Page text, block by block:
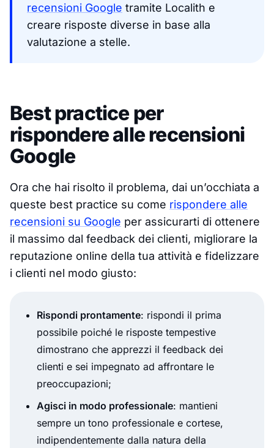
recensioni Google tramite Localith e
creare risposte diverse in base alla
valutazione a stelle.
Best practice per
rispondere alle recensioni
Google
Ora che hai risolto il problema, dai un’occhiata a
queste best practice su come rispondere alle
recensioni su Google per assicurarti di ottenere
il massimo dal feedback dei clienti, migliorare la
reputazione online della tua attività e fidelizzare
i clienti nel modo giusto:
Rispondi prontamente: rispondi il prima
possibile poiché le risposte tempestive
dimostrano che apprezzi il feedback dei
clienti e sei impegnato ad affrontare le
preoccupazioni;
Agisci in modo professionale: mantieni
sempre un tono professionale e cortese,
indipendentemente dalla natura della